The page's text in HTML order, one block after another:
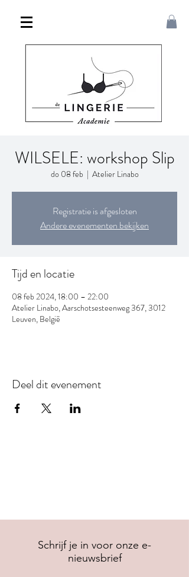
WILSELE: workshop Slip
do 08 feb
  |
Atelier Linabo
Registratie is afgesloten
Andere evenementen bekijken
Tijd en locatie
08 feb 2024, 18:00 – 22:00
Atelier Linabo, Aarschotsesteenweg 367, 3012
Leuven, België
Deel dit evenement
Schrijf je in voor onze e-
nieuwsbrief